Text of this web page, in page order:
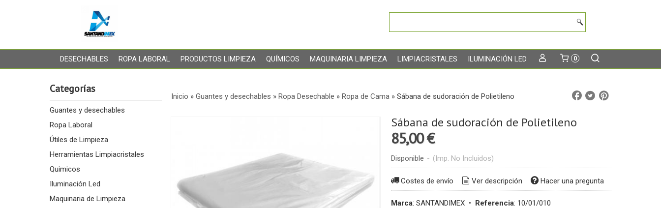
DESECHABLES ROPA LABORAL PRODUCTOS LIMPIEZA QUÍMICOS MAQUINARIA LIMPIEZA LIMPIACRISTALES ILUMINACIÓN LED 0
Categorías
Guantes y desechables
Ropa Laboral
Útiles de Limpieza
Herramientas Limpiacristales
Quimicos
Iluminación Led
Maquinaria de Limpieza
Inicio » Guantes y desechables » Ropa Desechable » Ropa de Cama» Sábana de sudoración de Polietileno
Sábana de sudoración de Polietileno
85,00 €
Disponible - (Imp. No Incluidos)
Costes de envío Ver descripción Hacer una pregunta
Marca: SANTANDIMEX• Referencia: 10/01/010